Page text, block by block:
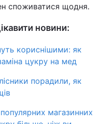
споживатися щодня.
новини:
кориснішими: як
цукру на мед
порадили, як
магазинних